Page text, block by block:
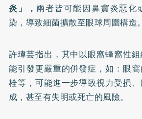
炎」， 兩者皆可能因鼻竇炎惡化
染，導致細菌擴散至眼球周圍構造。
許瑋芸指出，其中以眼窩蜂窩性
能引發更嚴重的併發症，如：眼
栓等，可能進一步導致視力受損
成，甚至有失明或死亡的風險。